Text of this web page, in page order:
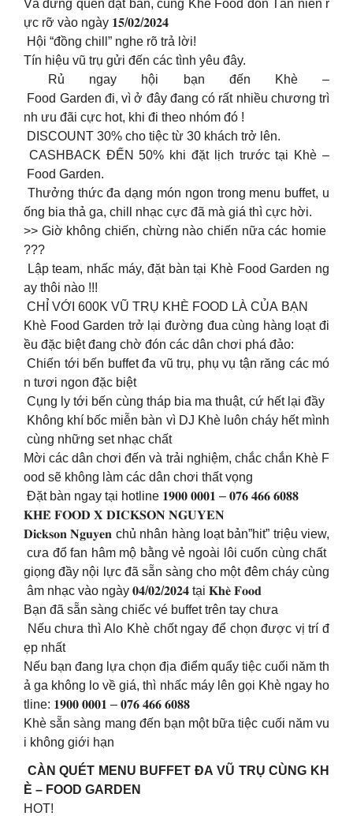
Và đừng quên đặt bàn, cùng Khè Food đón Tân niên r
ực rỡ vào ngày 𝟏𝟓/𝟎𝟐/𝟐𝟎𝟐𝟒
Hội “đồng chill” nghe rõ trả lời!
Tín hiệu vũ trụ gửi đến các tình yêu đây.
Rủ ngay hội bạn đến Khè –
Food Garden đi, vì ở đây đang có rất nhiều chương trì
nh ưu đãi cực hot, khi đi theo nhóm đó !
DISCOUNT 30% cho tiệc từ 30 khách trở lên.
CASHBACK ĐẾN 50% khi đặt lịch trước tại Khè –
Food Garden.
Thưởng thức đa dạng món ngon trong menu buffet, u
ống bia thả ga, chill nhạc cực đã mà giá thì cực hời.
>> Giờ không chiến, chừng nào chiến nữa các homie
???
Lập team, nhấc máy, đặt bàn tại Khè Food Garden ng
ay thôi nào !!!
CHỈ VỚI 600K VŨ TRỤ KHÈ FOOD LÀ CỦA BẠN
Khè Food Garden trở lại đường đua cùng hàng loạt đi
ều đặc biệt đang chờ đón các dân chơi phá đảo:
Chiến tới bến buffet đa vũ trụ, phụ vụ tận răng các mó
n tươi ngon đặc biệt
Cụng ly tới bến cùng tháp bia ma thuật, cứ hết lại đầy
Không khí bốc miễn bàn vì DJ Khè luôn cháy hết mình
cùng những set nhạc chất
Mời các dân chơi đến và trải nghiệm, chắc chắn Khè F
ood sẽ không làm các dân chơi thất vọng
Đặt bàn ngay tại hotline 𝟏𝟗𝟎𝟎 𝟎𝟎𝟎𝟏 – 𝟎𝟕𝟔 𝟒𝟔𝟔 𝟔𝟎𝟖𝟖
𝐊𝐇𝐄̀ 𝐅𝐎𝐎𝐃 𝐗 𝐃𝐈𝐂𝐊𝐒𝐎𝐍 𝐍𝐆𝐔𝐘𝐄𝐍
𝐃𝐢𝐜𝐤𝐬𝐨𝐧 𝐍𝐠𝐮𝐲𝐞𝐧 chủ nhân hàng loạt bản”hit” triệu view,
cưa đổ fan hâm mộ bằng vẻ ngoài lôi cuốn cùng chất
giọng đầy nội lực đã sẵn sàng cho một đêm cháy cùng
âm nhạc vào ngày 𝟎𝟒/𝟎𝟐/𝟐𝟎𝟐𝟒 tại 𝐊𝐡𝐞̀ 𝐅𝐨𝐨𝐝
Bạn đã sẵn sàng chiếc vé buffet trên tay chưa
Nếu chưa thì Alo Khè chốt ngay để chọn được vị trí đ
ẹp nhất
Nếu bạn đang lựa chọn địa điểm quẩy tiệc cuối năm th
ả ga không lo về giá, thì nhấc máy lên gọi Khè ngay ho
tline: 𝟏𝟗𝟎𝟎 𝟎𝟎𝟎𝟏 – 𝟎𝟕𝟔 𝟒𝟔𝟔 𝟔𝟎𝟖𝟖
Khè sẵn sàng mang đến bạn một bữa tiệc cuối năm vu
i không giới hạn
CÀN QUÉT MENU BUFFET ĐA VŨ TRỤ CÙNG KH
È – FOOD GARDEN
HOT!